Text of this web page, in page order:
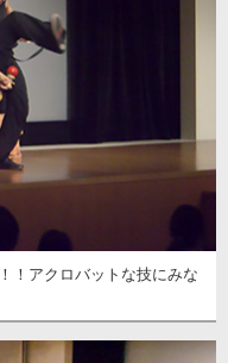
！アクロバットな技にみな